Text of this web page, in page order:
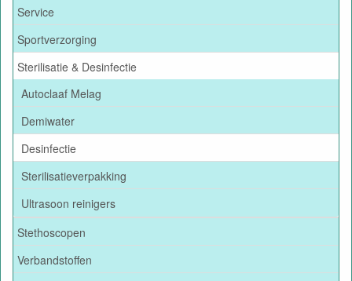
Service
Sportverzorging
Sterilisatie & Desinfectie
Autoclaaf Melag
Demiwater
Desinfectie
Sterilisatieverpakking
Ultrasoon reinigers
Stethoscopen
Verbandstoffen